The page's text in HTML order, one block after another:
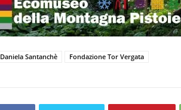
Daniela Santanchè Fondazione Tor Vergata